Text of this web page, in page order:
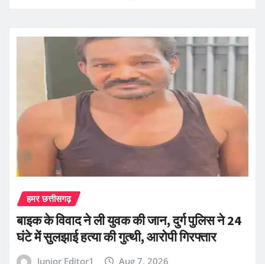
हमर छत्तीसगढ़
बाइक के विवाद ने ली युवक की जान, दुर्ग पुलिस ने 24
घंटे में सुलझाई हत्या की गुत्थी, आरोपी गिरफ्तार
Junior Editor1 Aug 7, 2026